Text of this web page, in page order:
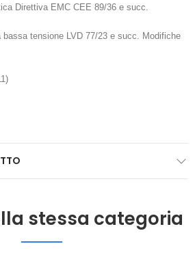
Direttiva EMC CEE 89/36 e succ.
tensione LVD 77/23 e succ. Modifiche
stessa categoria